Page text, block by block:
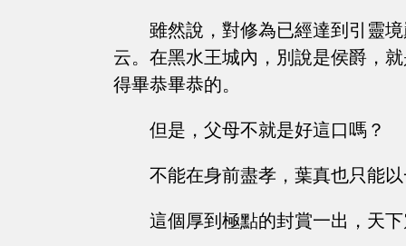
雖然說，對修為已經達到引靈
云。在黑水王城內，別說是侯爵，
得畢恭畢恭的。
但是，父母不就是好這口嗎？
不能在身前盡孝，葉真也只能
這個厚到極點的封賞一出，天